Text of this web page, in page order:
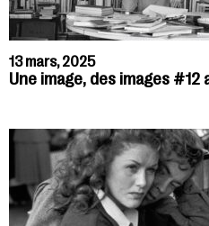
13 mars, 2025
Une image, des images